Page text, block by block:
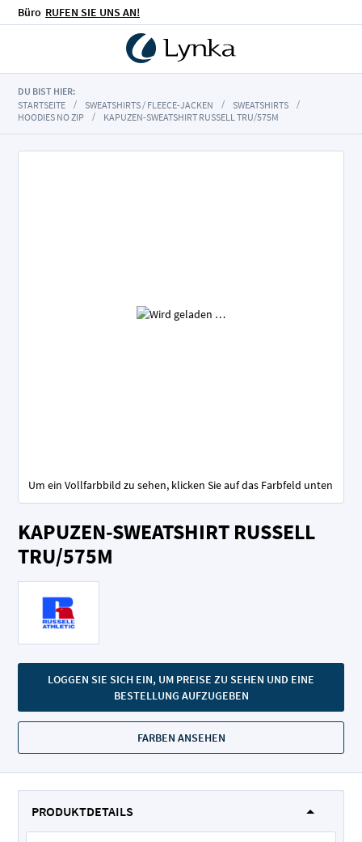
Büro RUFEN SIE UNS AN!
DU BIST HIER:
STARTSEITE
SWEATSHIRTS / FLEECE-JACKEN
SWEATSHIRTS
HOODIES NO ZIP
KAPUZEN-SWEATSHIRT RUSSELL TRU/575M
KAPUZEN-SWEATSHIRT RUSSELL
TRU/575M
LOGGEN SIE SICH EIN, UM PREISE ZU SEHEN UND EINE
BESTELLUNG AUFZUGEBEN
FARBEN ANSEHEN
Um ein Vollfarbbild zu sehen, klicken Sie auf das Farbfeld unten
Anfang
der
Bildgalerie
PRODUKTDETAILS